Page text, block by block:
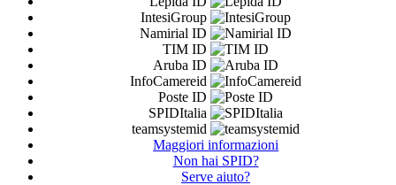
IntesiGroup
Namirial ID
TIM ID
Aruba ID
InfoCamereid
Poste ID
SPIDItalia
teamsystemid
Maggiori informazioni
Non hai SPID?
Serve aiuto?